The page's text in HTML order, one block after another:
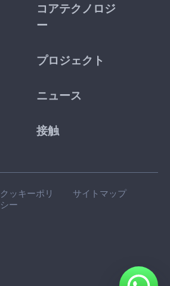
コアテクノロジ
ー
プロジェクト
ニュース
接触
クッキーポリ
シー
サイトマップ